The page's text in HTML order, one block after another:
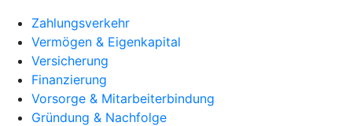
Zahlungsverkehr
Vermögen & Eigenkapital
Versicherung
Finanzierung
Vorsorge & Mitarbeiterbindung
Gründung & Nachfolge